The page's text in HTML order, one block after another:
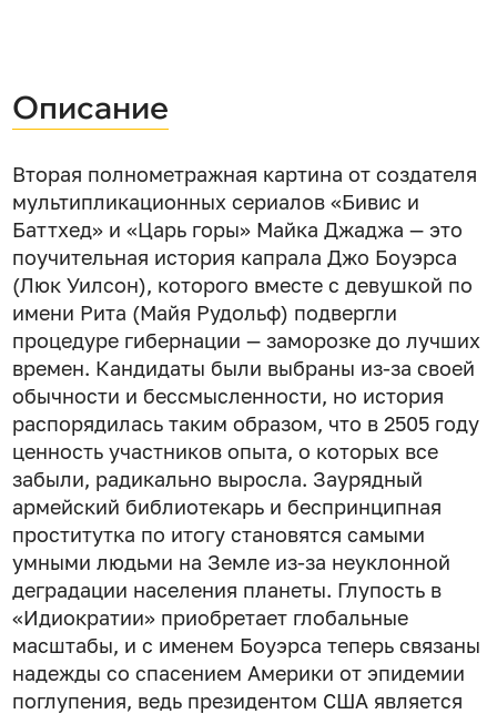
Описание
Вторая полнометражная картина от создателя
мультипликационных сериалов «Бивис и
Баттхед» и «Царь горы» Майка Джаджа — это
поучительная история капрала Джо Боуэрса
(Люк Уилсон), которого вместе с девушкой по
имени Рита (Майя Рудольф) подвергли
процедуре гибернации — заморозке до лучших
времен. Кандидаты были выбраны из-за своей
обычности и бессмысленности, но история
распорядилась таким образом, что в 2505 году
ценность участников опыта, о которых все
забыли, радикально выросла. Заурядный
армейский библиотекарь и беспринципная
проститутка по итогу становятся самыми
умными людьми на Земле из-за неуклонной
деградации населения планеты. Глупость в
«Идиократии» приобретает глобальные
масштабы, и с именем Боуэрса теперь связаны
надежды со спасением Америки от эпидемии
поглупения, ведь президентом США является